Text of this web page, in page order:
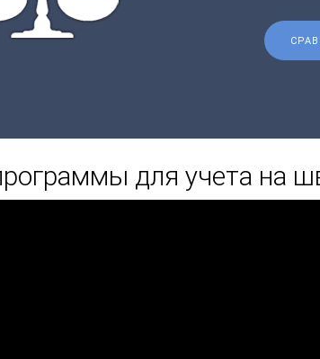
для учета на